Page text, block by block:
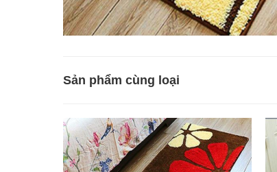
Sản phẩm cùng loại